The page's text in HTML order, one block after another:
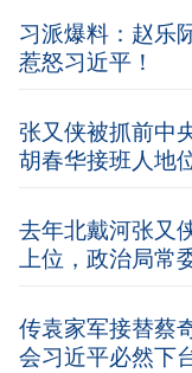
习派爆料：赵乐
惹怒习近平！
张又侠被抓前中
胡春华接班人地
去年北戴河张又
上位，政治局常
传袁家军接替蔡
会习近平必然下